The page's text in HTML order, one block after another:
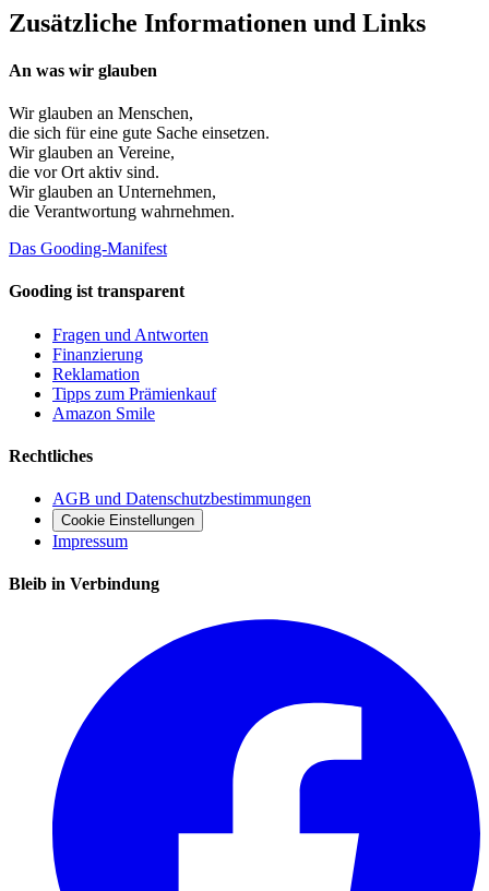
Zusätzliche Informationen und Links
An was wir glauben
Wir glauben an Menschen,
die sich für eine gute Sache einsetzen.
Wir glauben an Vereine,
die vor Ort aktiv sind.
Wir glauben an Unternehmen,
die Verantwortung wahrnehmen.
Das Gooding-Manifest
Gooding ist transparent
Fragen und Antworten
Finanzierung
Reklamation
Tipps zum Prämienkauf
Amazon Smile
Rechtliches
AGB und Datenschutzbestimmungen
Cookie Einstellungen
Impressum
Bleib in Verbindung